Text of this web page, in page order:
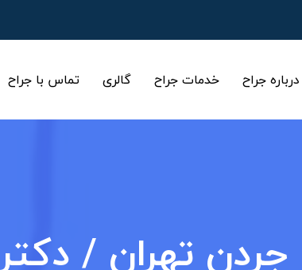
درباره جراح خدمات جراح گالری تماس با جراح
جردن تهران /